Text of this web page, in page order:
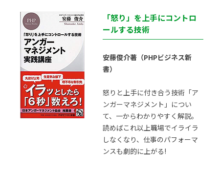
「怒り」を上手にコントロ
ールする技術
安藤俊介著（PHPビジネス新
書）
怒りと上手に付き合う技術「ア
ンガーマネジメント」につい
て、一からわかりやすく解説。
読めばこれ以上職場でイライラ
しなくなり、仕事のパフォーマ
ンスも劇的に上がる!